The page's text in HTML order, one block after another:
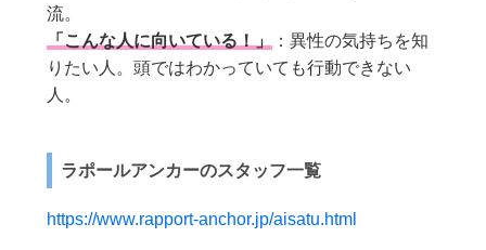
流。
「こんな人に向いている！」
：異性の気持ちを知
りたい人。頭ではわかっていても行動できない
人。
ラポールアンカーのスタッフ一覧
https://www.rapport-anchor.jp/aisatu.html